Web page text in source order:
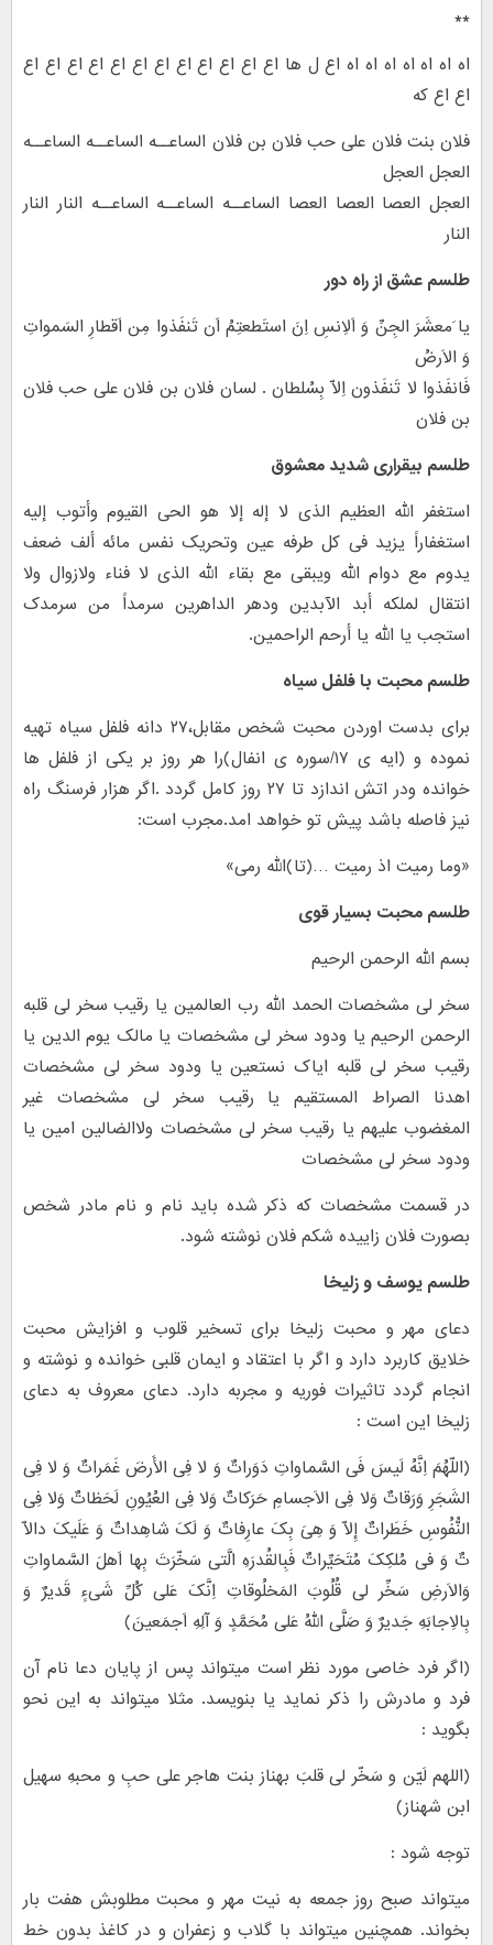
**
اه اه اه اه اه اه اه اع ل ها اع اع اع اع اع اع اع اع اع اع اع اع
اع اع که
فلان بنت فلان علی حب فلان بن فلان الساعــه الساعــه الساعــه
العجل العجل
العجل العصا العصا العصا الساعــه الساعــه الساعــه النار النار
النار
طلسم عشق از راه دور
یا َمعشَرَ الجِنِّ وَ اَلاِنسِ اِنَ استَطعتِمُ اَن تَنفَذوا مِن اَقطارِ السَمواتِ
وَ الاَرضُ
فَانفَذوا لا تَنفَذون اِلّا بِسُلطان . لسان فلان بن فلان علی حب فلان
بن فلان
طلسم بیقراری شدید معشوق
استغفر الله العظیم الذی لا إله إلا هو الحی القیوم وأتوب إلیه
استغفاراً یزید فی کل طرفه عین وتحریک نفس مائه ألف ضعف
یدوم مع دوام الله ویبقى مع بقاء الله الذی لا فناء ولازوال ولا
انتقال لملکه أبد الآبدین ودهر الداهرین سرمداً من سرمدک
استجب یا الله یا أرحم الراحمین.
طلسم محبت با فلفل سیاه
برای بدست اوردن محبت شخص مقابل،۲۷ دانه فلفل سیاه تهیه
نموده و (ایه ی ۱۷/سوره ی انفال)را هر روز بر یکی از فلفل ها
خوانده ودر اتش اندازد تا ۲۷ روز کامل گردد .اگر هزار فرسنگ راه
نیز فاصله باشد پیش تو خواهد امد.مجرب است:
«وما رمیت اذ رمیت …(تا)الله رمی»
طلسم محبت بسیار قوی
بسم الله الرحمن الرحیم
سخر لی مشخصات الحمد الله رب العالمین یا رقیب سخر لی قلبه
الرحمن الرحیم یا ودود سخر لی مشخصات یا مالک یوم الدین یا
رقیب سخر لی قلبه ایاک نستعین یا ودود سخر لی مشخصات
اهدنا الصراط المستقیم یا رقیب سخر لی مشخصات غیر
المغضوب علیهم یا رقیب سخر لی مشخصات ولاالضالین امین یا
ودود سخر لی مشخصات
در قسمت مشخصات که ذکر شده باید نام و نام مادر شخص
بصورت فلان زاییده شکم فلان نوشته شود.
طلسم یوسف و زلیخا
دعای مهر و محبت زلیخا برای تسخیر قلوب و افزایش محبت
خلایق کاربرد دارد و اگر با اعتقاد و ایمان قلبی خوانده و نوشته و
انجام گردد تاثیرات فوریه و مجربه دارد. دعای معروف به دعای
زلیخا این است :
(اللّهُمَ اِنَّهُ لَیسَ فَی السَّماواتِ دَوَراتٌ وَ لا فِی الأَرضَ غَمَراتٌ وَ لا فِی
الشَجَرِ وَرَقاتٌ وَلا فِی الاَجسامِ حَرَکاتٌ وَلا فِی العُیُونِ لَحَظاتٌ وَلا فِی
النُّفُوسِ خَطَراتٌ إِلاّ وَ هِیَ بِکَ عارِفاتٌ وَ لَکَ شاهِداتٌ وَ عَلَیکَ دالاّ
تٌ وَ فی مُلکِکَ مُتَحَیِّراتٌ فَبِالقُدرَهِ الَّتی سَخّرَتَ بِها اَهلَ السَّماواتِ
وَالاَرضِ سَخِّر لی قُلُوبَ المَخلُوقاتِ اِنَّکَ عَلی کُلِّ شَیءٍ قَدیرٌ وَ
بِالاِجابَهِ جَدیرٌ وَ صَلَّی اللهُ عَلی مُحَمَّدٍ وَ آلِهِ اَجمَعینَ)
(اگر فرد خاصی مورد نظر است میتواند پس از پایان دعا نام آن
فرد و مادرش را ذکر نماید یا بنویسد. مثلا میتواند به این نحو
بگوید :
(اللهم لَیّن و سَخّر لی قلبَ بهناز بنت هاجر علی حبِ و محبهِ سهیل
ابن شهناز)
توجه شود :
میتواند صبح روز جمعه به نیت مهر و محبت مطلوبش هفت بار
بخواند. همچنین میتواند با گلاب و زعفران و در کاغذ بدون خط